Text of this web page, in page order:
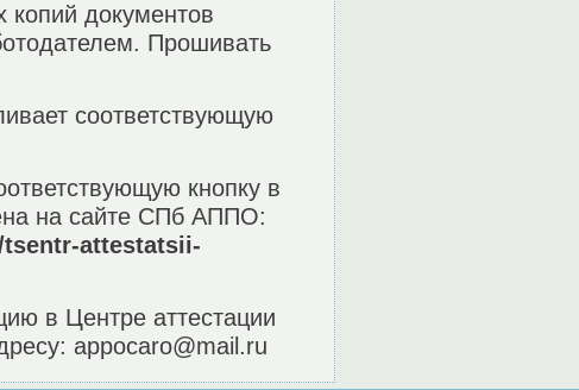
копий документов
Прошивать
соответствующую
кнопку в
на сайте СПб АППО:
attestatsii-
в Центре аттестации
appocaro@mail.ru